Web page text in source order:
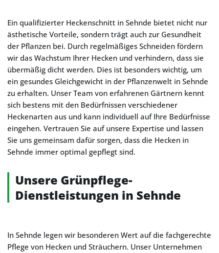
Ein qualifizierter Heckenschnitt in Sehnde bietet nicht nur
ästhetische Vorteile, sondern trägt auch zur Gesundheit
der Pflanzen bei. Durch regelmäßiges Schneiden fördern
wir das Wachstum Ihrer Hecken und verhindern, dass sie
übermäßig dicht werden. Dies ist besonders wichtig, um
ein gesundes Gleichgewicht in der Pflanzenwelt in Sehnde
zu erhalten. Unser Team von erfahrenen Gärtnern kennt
sich bestens mit den Bedürfnissen verschiedener
Heckenarten aus und kann individuell auf Ihre Bedürfnisse
eingehen. Vertrauen Sie auf unsere Expertise und lassen
Sie uns gemeinsam dafür sorgen, dass die Hecken in
Sehnde immer optimal gepflegt sind.
Unsere Grünpflege-
Dienstleistungen in Sehnde
In Sehnde legen wir besonderen Wert auf die fachgerechte
Pflege von Hecken und Sträuchern. Unser Unternehmen